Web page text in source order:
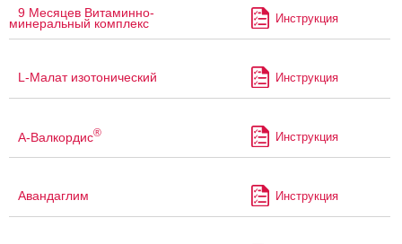
9 Месяцев Витаминно-
минеральный комплекс Инструкция
L-Малат изотонический Инструкция
А-Валкордис® Инструкция
Авандаглим Инструкция